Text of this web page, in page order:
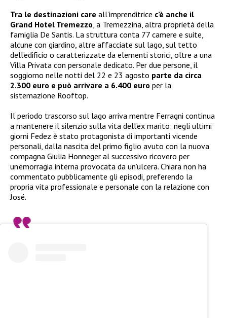
Tra le destinazioni care all’imprenditrice c’è anche il
Grand Hotel Tremezzo, a Tremezzina, altra proprietà della
famiglia De Santis. La struttura conta 77 camere e suite,
alcune con giardino, altre affacciate sul lago, sul tetto
dell’edificio o caratterizzate da elementi storici, oltre a una
Villa Privata con personale dedicato. Per due persone, il
soggiorno nelle notti del 22 e 23 agosto parte da circa
2.300 euro e può arrivare a 6.400 euro per la
sistemazione Rooftop.
Il periodo trascorso sul lago arriva mentre Ferragni continua
a mantenere il silenzio sulla vita dell’ex marito: negli ultimi
giorni Fedez è stato protagonista di importanti vicende
personali, dalla nascita del primo figlio avuto con la nuova
compagna Giulia Honneger al successivo ricovero per
un’emorragia interna provocata da un’ulcera. Chiara non ha
commentato pubblicamente gli episodi, preferendo la
propria vita professionale e personale con la relazione con
José.